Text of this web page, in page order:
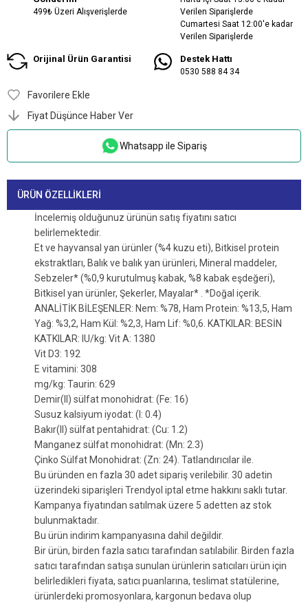
499₺ Üzeri Alışverişlerde
Verilen Siparişlerde
Cumartesi Saat 12:00'e kadar
Verilen Siparişlerde
Orijinal Ürün Garantisi Destek Hattı
0530 588 84 34
Favorilere Ekle
Fiyat Düşünce Haber Ver
Whatsapp ile Sipariş
ÜRÜN ÖZELLIKLERI
İncelemiş olduğunuz ürünün satış fiyatını satıcı
belirlemektedir.
Et ve hayvansal yan ürünler (%4 kuzu eti), Bitkisel protein
ekstraktları, Balık ve balık yan ürünleri, Mineral maddeler,
Sebzeler* (%0,9 kurutulmuş kabak, %8 kabak eşdeğeri),
Bitkisel yan ürünler, Şekerler, Mayalar* . *Doğal içerik.
ANALİTİK BİLEŞENLER: Nem: %78, Ham Protein: %13,5, Ham
Yağ: %3,2, Ham Kül: %2,3, Ham Lif: %0,6. KATKILAR: BESİN
KATKILAR: IU/kg: Vit A: 1380
Vit D3: 192
E vitamini: 308
mg/kg: Taurin: 629
Demir(II) sülfat monohidrat: (Fe: 16)
Susuz kalsiyum iyodat: (I: 0.4)
Bakır(II) sülfat pentahidrat: (Cu: 1.2)
Manganez sülfat monohidrat: (Mn: 2.3)
Çinko Sülfat Monohidrat: (Zn: 24). Tatlandırıcılar ile.
Bu üründen en fazla 30 adet sipariş verilebilir. 30 adetin
üzerindeki siparişleri Trendyol iptal etme hakkını saklı tutar.
Kampanya fiyatından satılmak üzere 5 adetten az stok
bulunmaktadır.
Bu ürün indirim kampanyasına dahil değildir.
Bir ürün, birden fazla satıcı tarafından satılabilir. Birden fazla
satıcı tarafından satışa sunulan ürünlerin satıcıları ürün için
belirledikleri fiyata, satıcı puanlarına, teslimat statülerine,
ürünlerdeki promosyonlara, kargonun bedava olup